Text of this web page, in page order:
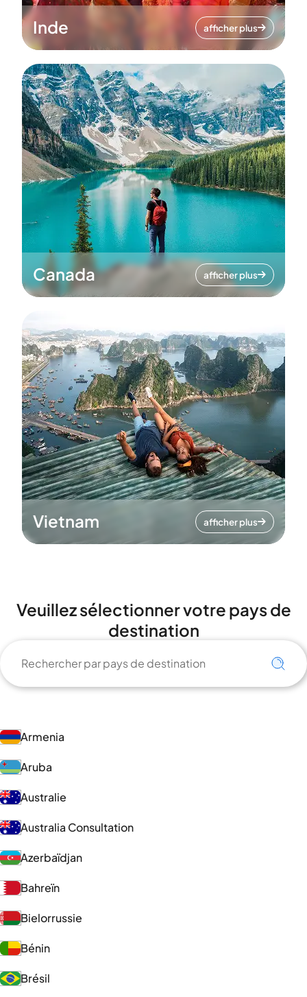
Inde afficher plus
Canada afficher plus
Vietnam afficher plus
Veuillez sélectionner votre pays de
destination
Armenia
Aruba
Australie
Australia Consultation
Azerbaïdjan
Bahreïn
Bielorrussie
Bénin
Brésil